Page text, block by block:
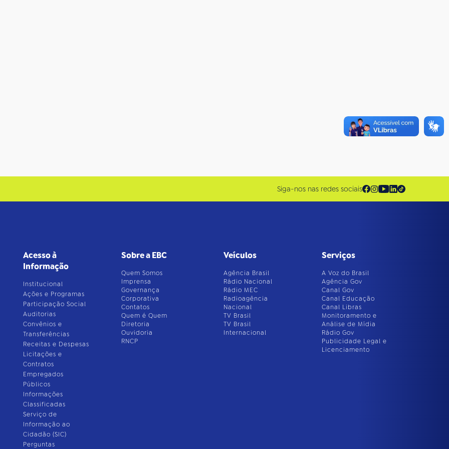
Siga-nos nas redes sociais
Acesso à
Informação
Institucional
Ações e Programas
Participação Social
Auditorias
Convênios e
Transferências
Receitas e Despesas
Licitações e
Contratos
Empregados
Públicos
Informações
Classificadas
Serviço de
Informação ao
Cidadão (SIC)
Perguntas
Sobre a EBC
Quem Somos
Imprensa
Governança
Corporativa
Contatos
Quem é Quem
Diretoria
Ouvidoria
RNCP
Veículos
Agência Brasil
Rádio Nacional
Rádio MEC
Radioagência
Nacional
TV Brasil
TV Brasil
Internacional
Serviços
A Voz do Brasil
Agência Gov
Canal Gov
Canal Educação
Canal Libras
Monitoramento e
Análise de Mídia
Rádio Gov
Publicidade Legal e
Licenciamento